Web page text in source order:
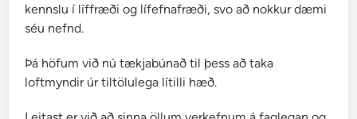
kennslu í líffræði og lífefnafræði, svo að nokkur dæmi
séu nefnd.
Þá höfum við nú tækjabúnað til þess að taka
loftmyndir úr tiltölulega lítilli hæð.